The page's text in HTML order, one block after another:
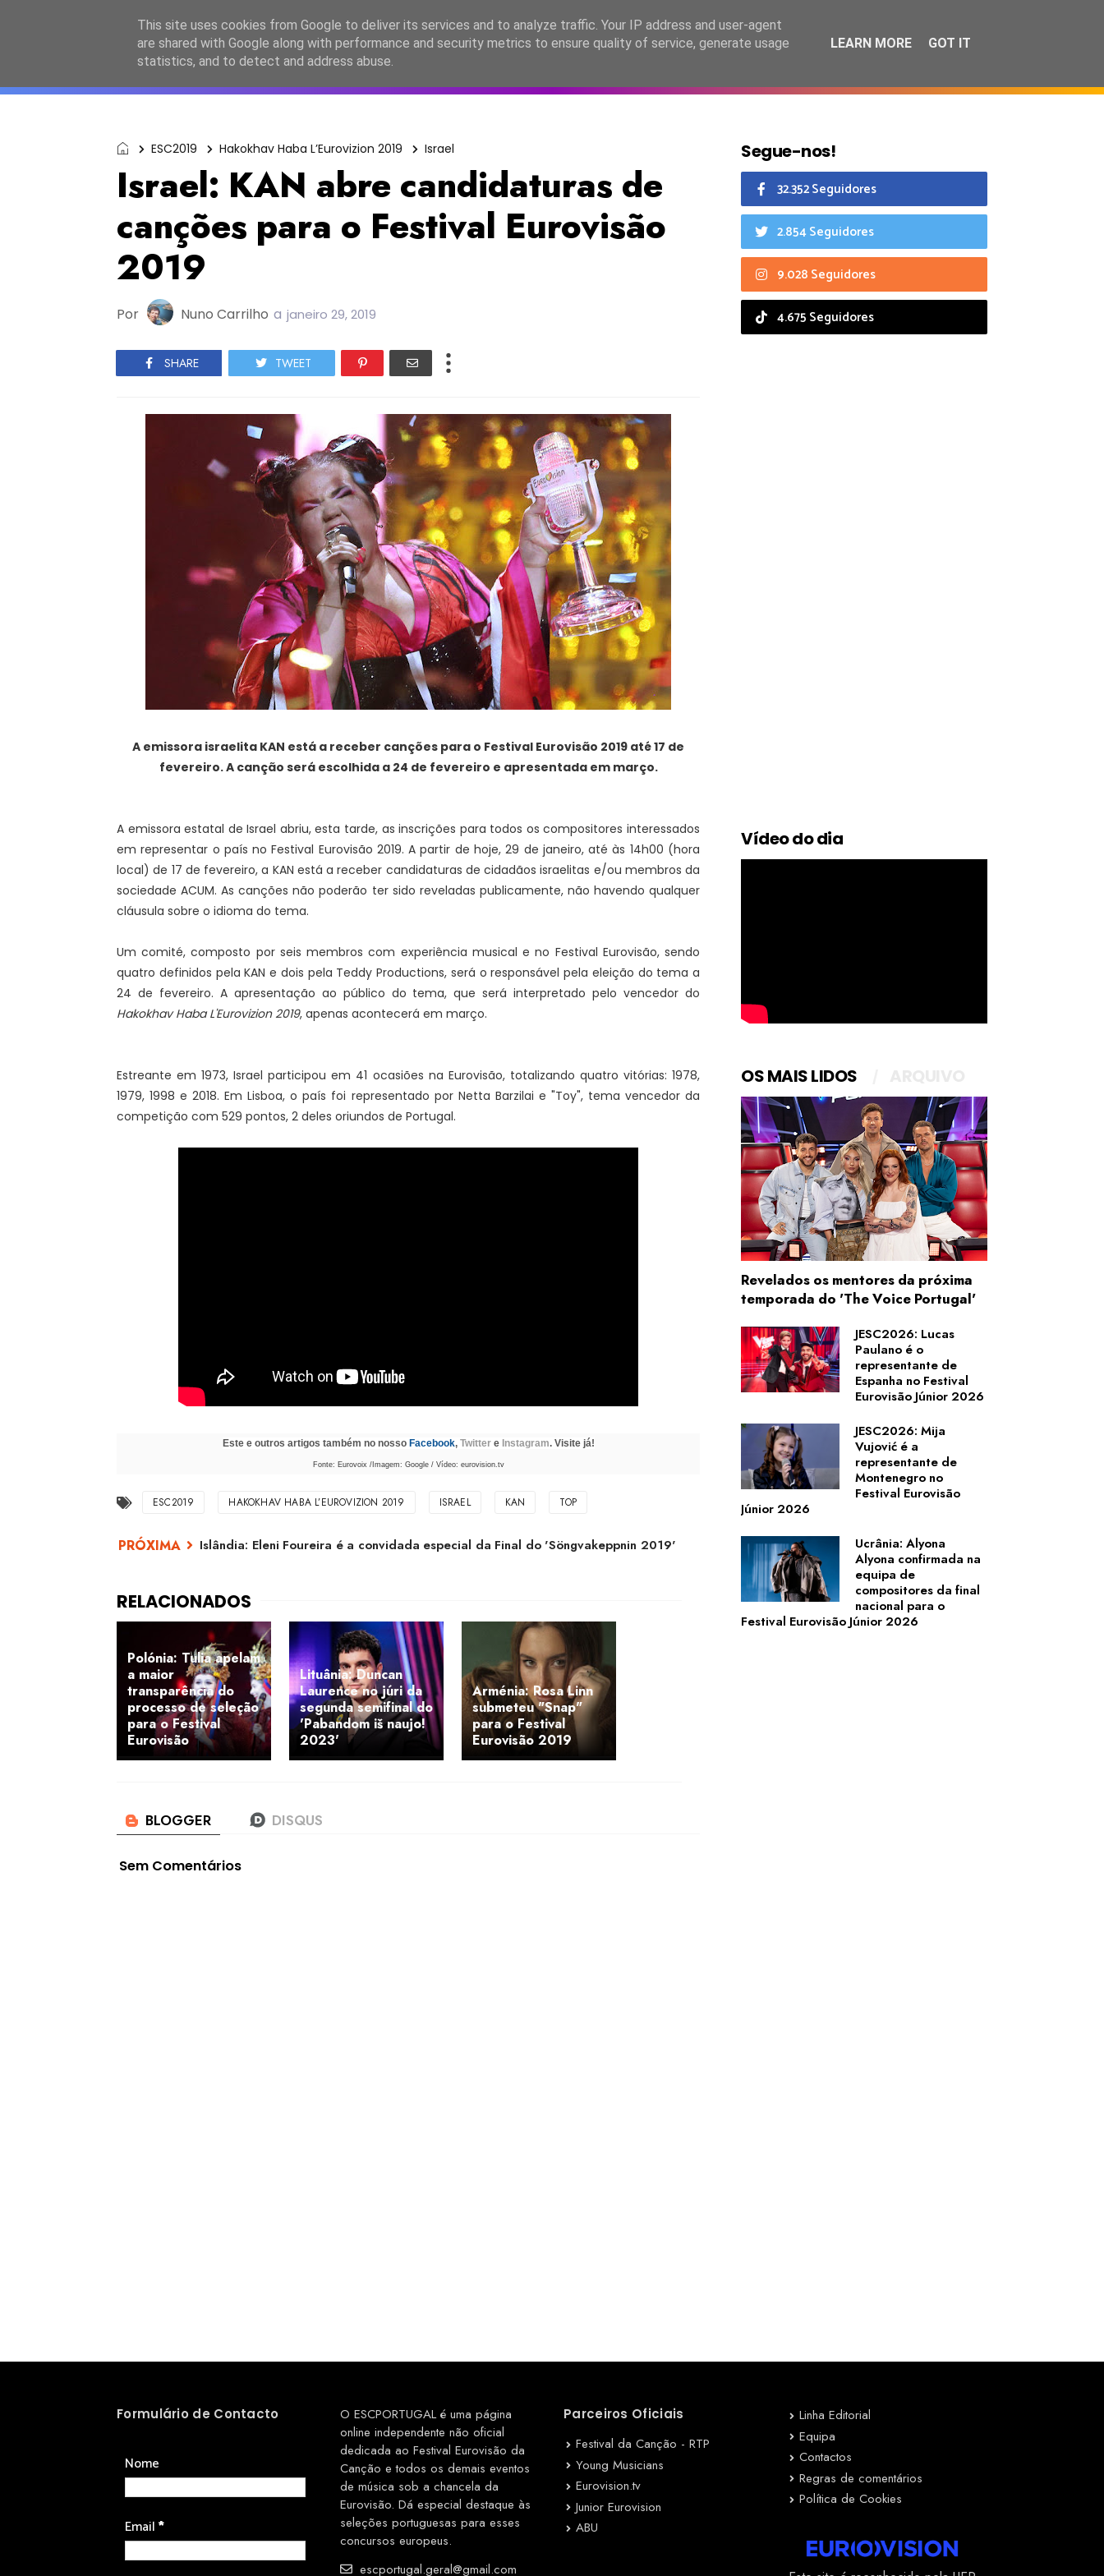
ESC2027 JESC2026 FC2026 EASC2026 PORTUGAL LANÇAMENTOS ESPECIAIS CALENDÁRIO
ESC2019 Hakokhav Haba L’Eurovizion 2019 Israel
Israel: KAN abre candidaturas de
canções para o Festival Eurovisão
2019
Por Nuno Carrilho a janeiro 29, 2019
SHARE TWEET
A emissora israelita KAN está a receber canções para o Festival Eurovisão 2019 até 17 de
fevereiro. A canção será escolhida a 24 de fevereiro e apresentada em março.
A emissora estatal de Israel abriu, esta tarde, as inscrições para todos os compositores interessados
em representar o país no Festival Eurovisão 2019. A partir de hoje, 29 de janeiro, até às 14h00 (hora
local) de 17 de fevereiro, a KAN está a receber candidaturas de cidadãos israelitas e/ou membros da
sociedade ACUM. As canções não poderão ter sido reveladas publicamente, não havendo qualquer
cláusula sobre o idioma do tema.
Um comité, composto por seis membros com experiência musical e no Festival Eurovisão, sendo
quatro definidos pela KAN e dois pela Teddy Productions, será o responsável pela eleição do tema a
24 de fevereiro. A apresentação ao público do tema, que será interpretado pelo vencedor do
Hakokhav Haba L'Eurovizion 2019, apenas acontecerá em março.
Estreante em 1973, Israel participou em 41 ocasiões na Eurovisão, totalizando quatro vitórias: 1978,
1979, 1998 e 2018. Em Lisboa, o país foi representado por Netta Barzilai e "Toy", tema vencedor da
competição com 529 pontos, 2 deles oriundos de Portugal.
Este e outros artigos também no nosso Facebook, Twittere Instagram. Visite já!
Fonte: Eurovoix /Imagem: Google / Vídeo: eurovision.tv
ESC2019 HAKOKHAV HABA L’EUROVIZION 2019 ISRAEL KAN TOP
Islândia: Eleni Foureira é a convidada especial da Final do 'Söngvakeppnin 2019'
Polónia: Tulia apelam
a maior
transparência do
processo de seleção
para o Festival
Eurovisão
Lituânia: Duncan
Laurence no júri da
segunda semifinal do
'Pabandom iš naujo!
2023'
Arménia: Rosa Linn
submeteu "Snap"
para o Festival
Eurovisão 2019
Sem Comentários
Segue-nos!
32.352 Seguidores
2.854 Seguidores
9.028 Seguidores
4.675 Seguidores
Vídeo do dia
OS MAIS LIDOS
Revelados os mentores da próxima
temporada do 'The Voice Portugal'
JESC2026: Lucas
Paulano é o
representante de
Espanha no Festival
Eurovisão Júnior 2026
JESC2026: Mija
Vujović é a
representante de
Montenegro no
Festival Eurovisão
Júnior 2026
Ucrânia: Alyona
Alyona confirmada na
equipa de
compositores da final
nacional para o
Festival Eurovisão Júnior 2026
Formulário de Contacto
Nome
Email*
O ESCPORTUGAL é uma página
online independente não oficial
dedicada ao Festival Eurovisão da
Canção e todos os demais eventos
de música sob a chancela da
Eurovisão. Dá especial destaque às
seleções portuguesas para esses
concursos europeus.
escportugal.geral@gmail.com
Parceiros Oficiais
Festival da Canção - RTP
Young Musicians
Eurovision.tv
Junior Eurovision
ABU
Linha Editorial
Equipa
Contactos
Regras de comentários
Política de Cookies
This site uses cookies from Google to deliver its services and to analyze traffic. Your IP address and user-agent
are shared with Google along with performance and security metrics to ensure quality of service, generate usage
statistics, and to detect and address abuse.
LEARN MORE GOT IT